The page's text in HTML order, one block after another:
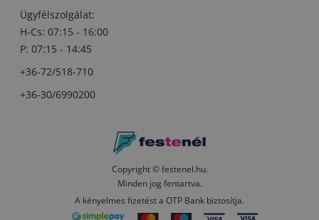
Ügyfélszolgálat:
H-Cs: 07:15 - 16:00
P: 07:15 - 14:45
+36-72/518-710
+36-30/6990200
Copyright © festenel.hu.
Minden jog fentartva.
A kényelmes fizetést a OTP Bank biztosítja.